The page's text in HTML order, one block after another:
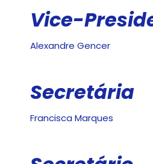
Vice-
Alexandre Gencer
Secretária
Francisca Marques